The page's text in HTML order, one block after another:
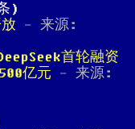
)
- 来源:
首轮融资
亿元 - 来源: